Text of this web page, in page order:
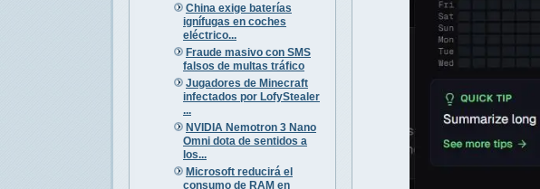
China exige baterías
ignífugas en coches
eléctrico...
Fraude masivo con SMS
falsos de multas tráfico
Jugadores de Minecraft
infectados por LofyStealer
...
NVIDIA Nemotron 3 Nano
Omni dota de sentidos a
los...
Microsoft reducirá el
consumo de RAM en